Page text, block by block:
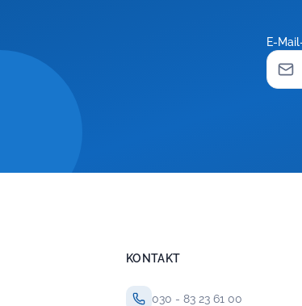
E-
KONTAKT
030 - 83 23 61 00